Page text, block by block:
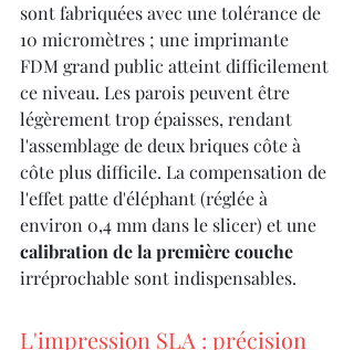
sont fabriquées avec une tolérance de
10 micromètres ; une imprimante
FDM grand public atteint difficilement
ce niveau. Les parois peuvent être
légèrement trop épaisses, rendant
l'assemblage de deux briques côte à
côte plus difficile. La compensation de
l'effet patte d'éléphant (réglée à
environ 0,4 mm dans le slicer) et une
calibration de la première couche
irréprochable sont indispensables.
L'impression SLA : précision